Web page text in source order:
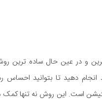
و در عین حال ساده ترین
دهید تا بتوانید احساس
است. این روش نه تنها کمک